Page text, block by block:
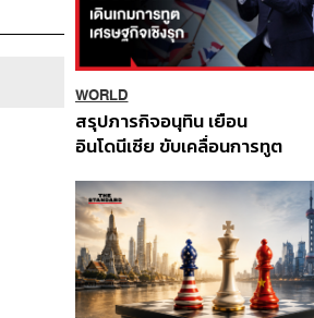
WORLD
สรุปภารกิจอนุทิน เยือน
อินโดนีเซีย ขับเคลื่อนการทูต
ส่วนยุทธศาสตร์ไทย –
อินโดนีเซีย